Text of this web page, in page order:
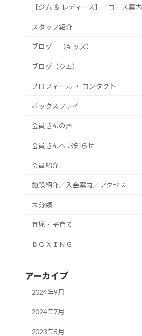
【ジム ＆ レディース】 コース案内
スタッフ紹介
ブログ （キッズ）
ブログ（ジム）
プロフィール ・ コンタクト
ボックスファイ
会員さんの声
会員さんへ お知らせ
会員紹介
施設紹介／入会案内／アクセス
未分類
育児・子育て
ＢＯＸＩＮＧ
アーカイブ
2024年9月
2024年7月
2023年5月